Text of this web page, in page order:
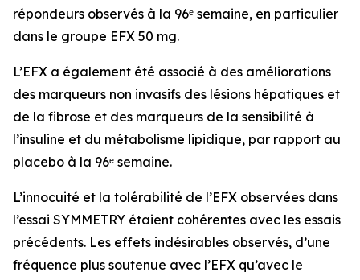
répondeurs observés à la 96ᵉ semaine, en particulier
dans le groupe EFX 50 mg.
L’EFX a également été associé à des améliorations
des marqueurs non invasifs des lésions hépatiques et
de la fibrose et des marqueurs de la sensibilité à
l’insuline et du métabolisme lipidique, par rapport au
placebo à la 96ᵉ semaine.
L’innocuité et la tolérabilité de l’EFX observées dans
l’essai SYMMETRY étaient cohérentes avec les essais
précédents. Les effets indésirables observés, d’une
fréquence plus soutenue avec l’EFX qu’avec le